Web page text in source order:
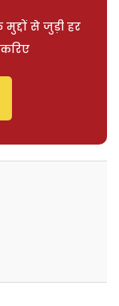
से जुड़ी हर